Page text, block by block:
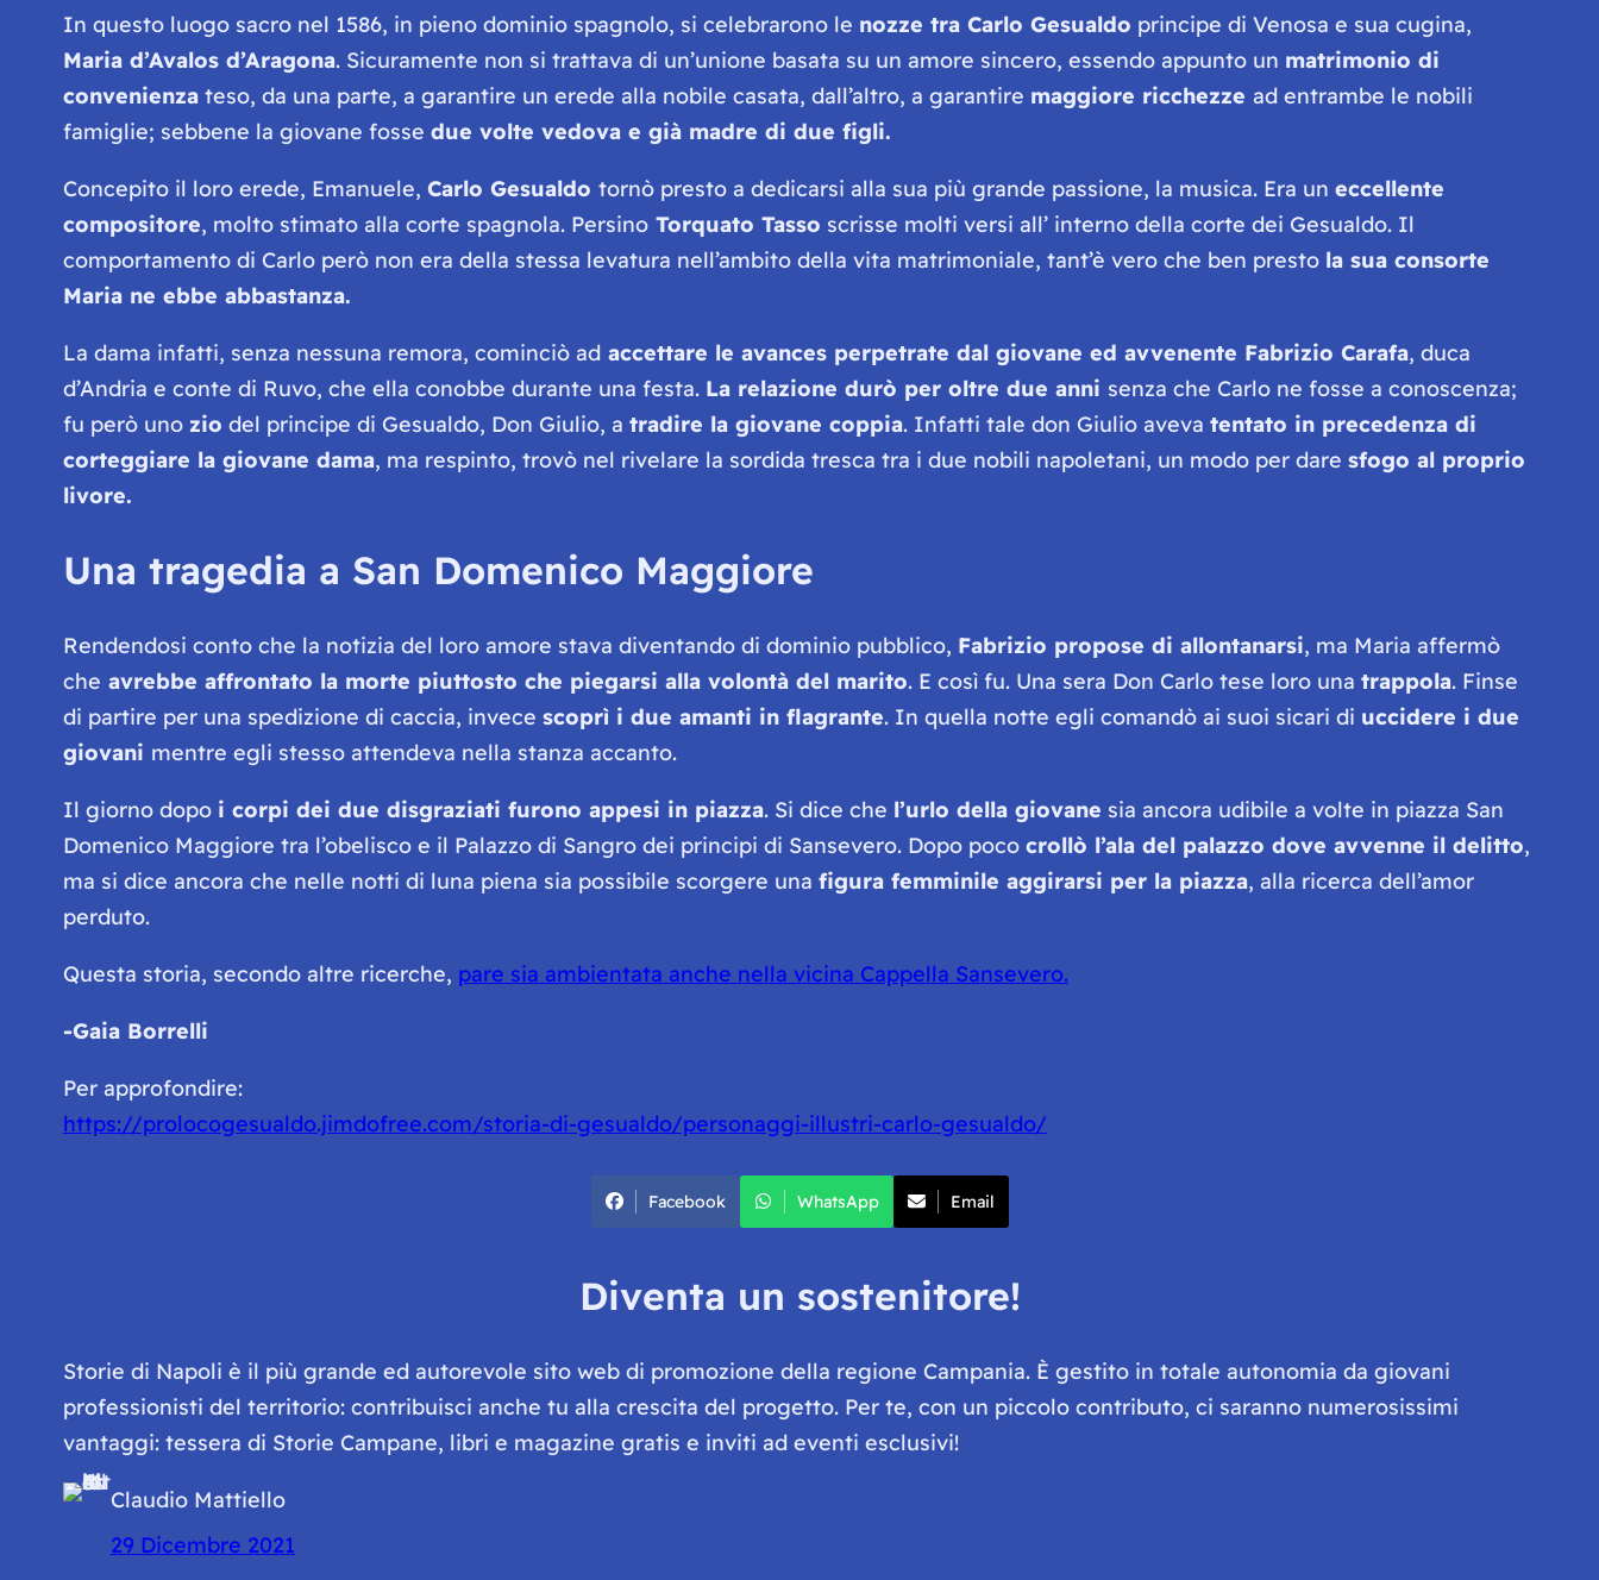
In questo luogo sacro nel 1586, in pieno dominio spagnolo, si celebrarono le nozze tra Carlo Gesualdo principe di Venosa e sua cugina,
Maria d’Avalos d’Aragona. Sicuramente non si trattava di un’unione basata su un amore sincero, essendo appunto un matrimonio di
convenienzateso, da una parte, a garantire un erede alla nobile casata, dall’altro, a garantire maggiore ricchezze ad entrambe le nobili
famiglie; sebbene la giovane fosse due volte vedova e già madre di due figli.
Concepito il loro erede, Emanuele, Carlo Gesualdo tornò presto a dedicarsi alla sua più grande passione, la musica. Era un eccellente
compositore, molto stimato alla corte spagnola. PersinoTorquato Tasso scrisse molti versi all’ interno della corte dei Gesualdo. Il
comportamento di Carlo però non era della stessa levatura nell’ambito della vita matrimoniale, tant’è vero che ben presto la sua consorte
Maria ne ebbe abbastanza.
La dama infatti, senza nessuna remora, cominciò adaccettare le avances perpetrate dal giovane ed avvenente Fabrizio Carafa, duca
d’Andria e conte di Ruvo, che ella conobbe durante una festa. La relazione durò per oltre due anni senza che Carlo ne fosse a conoscenza;
fu però uno zio del principe di Gesualdo, Don Giulio, a tradire la giovane coppia. Infatti tale don Giulio aveva tentato in precedenza di
corteggiare la giovane dama, ma respinto, trovò nel rivelare la sordida tresca tra i due nobili napoletani, un modo per dare sfogo al proprio
livore.
Una tragedia a San Domenico Maggiore
Rendendosi conto che la notizia del loro amore stava diventando di dominio pubblico, Fabrizio propose di allontanarsi, ma Maria affermò
che avrebbe affrontato la morte piuttosto che piegarsi alla volontà del marito. E così fu. Una sera Don Carlo tese loro una trappola. Finse
di partire per una spedizione di caccia, invece scoprì i due amanti in flagrante. In quella notte egli comandò ai suoi sicari di uccidere i due
giovani mentre egli stesso attendeva nella stanza accanto.
Il giorno dopo i corpi dei due disgraziati furono appesi in piazza. Si dice che l’urlo della giovane sia ancora udibile a volte in piazza San
Domenico Maggiore tra l’obelisco e il Palazzo di Sangro dei principi di Sansevero. Dopo poco crollò l’ala del palazzo dove avvenne il delitto,
ma si dice ancora che nelle notti di luna piena sia possibile scorgere una figura femminile aggirarsi per la piazza, alla ricerca dell’amor
perduto.
Questa storia, secondo altre ricerche, pare sia ambientata anche nella vicina Cappella Sansevero.
-Gaia Borrelli
Per approfondire:
https://prolocogesualdo.jimdofree.com/storia-di-gesualdo/personaggi-illustri-carlo-gesualdo/
Facebook WhatsApp Email
Diventa un sostenitore!
Storie di Napoli è il più grande ed autorevole sito web di promozione della regione Campania. È gestito in totale autonomia da giovani
professionisti del territorio: contribuisci anche tu alla crescita del progetto. Per te, con un piccolo contributo, ci saranno numerosissimi
vantaggi: tessera di Storie Campane, libri e magazine gratis e inviti ad eventi esclusivi!
Claudio Mattiello
29 Dicembre 2021